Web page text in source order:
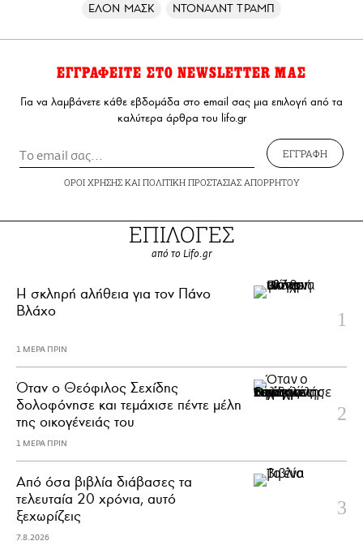
ΕΛΟΝ ΜΑΣΚ
ΝΤΟΝΑΛΝΤ ΤΡΑΜΠ
ΕΓΓΡΑΦΕΙΤΕ ΣΤΟ NEWSLETTER ΜΑΣ
Για να λαμβάνετε κάθε εβδομάδα στο email σας μια επιλογή από τα
καλύτερα άρθρα του lifo.gr
ΕΓΓΡΑΦΗ
ΟΡΟΙ ΧΡΗΣΗΣΚΑΙ ΠΟΛΙΤΙΚΗ ΠΡΟΣΤΑΣΙΑΣ ΑΠΟΡΡΗΤΟΥ
ΕΠΙΛΟΓΕΣ
από το Lifo.gr
H σκληρή αλήθεια για τον Πάνο
Βλάχο
1 ΜΕΡΑ ΠΡΙΝ
Όταν ο Θεόφιλος Σεχίδης
δολοφόνησε και τεμάχισε πέντε μέλη
της οικογένειάς του
1 ΜΕΡΑ ΠΡΙΝ
Από όσα βιβλία διάβασες τα
τελευταία 20 χρόνια, αυτό
ξεχωρίζεις
7.8.2026